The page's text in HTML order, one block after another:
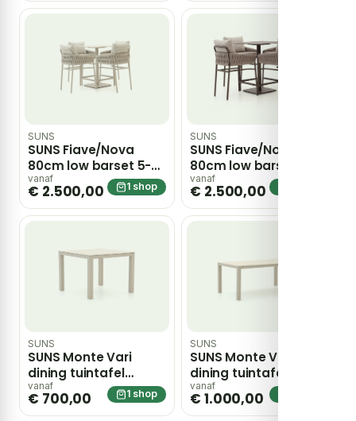
SUNS
SUNS Fiave/Nova
80cm low barset 5-
delig – Taupe
vanaf
€ 2.500,00 1 shop
SUNS
SUNS Fiave/Nova
80cm low barset 5-
delig – Taupe
vanaf
€ 2.500,00
SUNS
SUNS Monte Vari
dining tuintafel
100x100x75cm –
Taupe
vanaf
€ 700,00 1 shop
SUNS
SUNS Monte Vari
dining tuintafel
180x100x75cm –
Taupe
vanaf
€ 1.000,00